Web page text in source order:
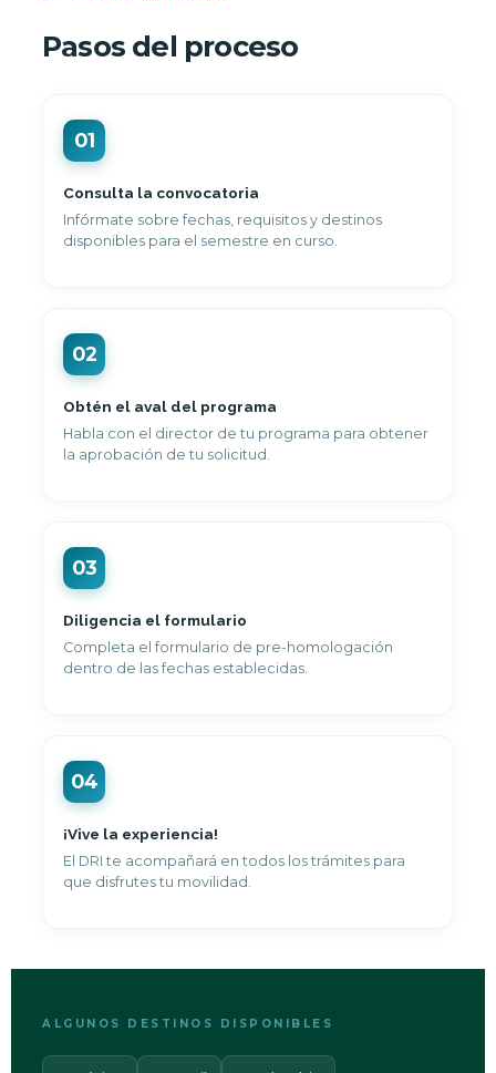
Pasos del proceso
01
Consulta la convocatoria
Infórmate sobre fechas, requisitos y destinos
disponibles para el semestre en curso.
02
Obtén el aval del programa
Habla con el director de tu programa para obtener
la aprobación de tu solicitud.
03
Diligencia el formulario
Completa el formulario de pre-homologación
dentro de las fechas establecidas.
04
¡Vive la experiencia!
El DRI te acompañará en todos los trámites para
que disfrutes tu movilidad.
ALGUNOS DESTINOS DISPONIBLES